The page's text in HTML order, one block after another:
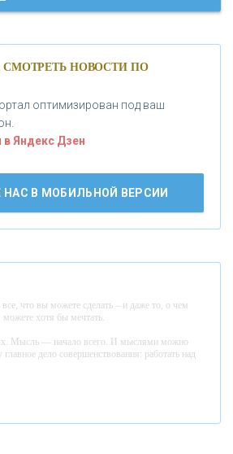
КРЕДИТНЫЙ БАНК»
БАНК»
логотип впервые за 19 лет -
СМОТРЕТЬ НОВОСТИ ПО
оптимизирован под ваш
Яндекс Дзен
В МОБИЛЬНОЙ ВЕРСИИ
все, что вы можете сделать – и даже то, о чем
можете хотя бы мечтать.
Мысль — начало всего. И мыслями можно
дело совершенствования: работать над
— это ум. Самая большая нищета —